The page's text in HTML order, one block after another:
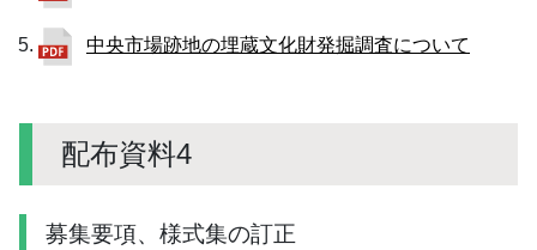
中央市場跡地の埋蔵文化財発掘調査について
配布資料4
募集要項、様式集の訂正